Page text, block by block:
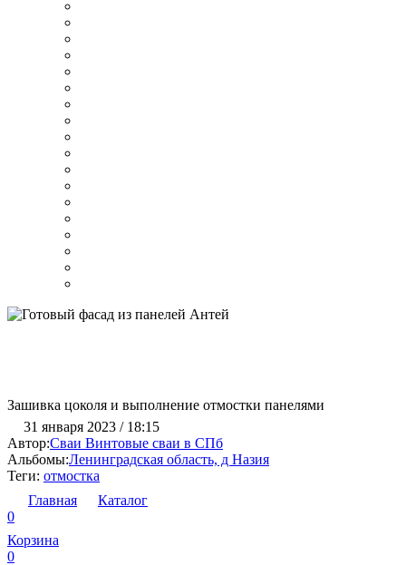
Зашивка цоколя и выполнение отмостки панелями
31 января 2023 / 18:15
Автор:Сваи Винтовые сваи в СПб
Альбомы:Ленинградская область, д Назия
Теги: отмостка
Главная
Каталог
0
Корзина
0